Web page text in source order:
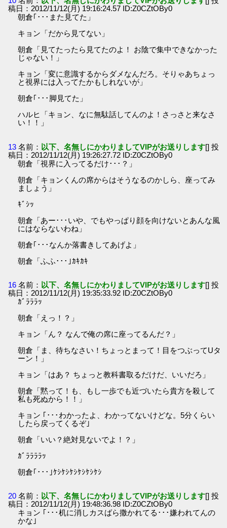
稿日：2012/11/12(月) 19:16:24.57 ID:Z0CZtOBy0
朝倉｢･･･また見てた」
キョン「だから見てない」
朝倉「見てたったら見てたのよ！ お陰で集中できなかった
じゃない！」
キョン「変に意識するからダメなんだろ。そりゃあちょっ
と視界には入ってたかもしれないが」
朝倉｢･･･脚見てた」
ハルヒ「キョン、なに無駄話してんのよ！さっさと来なさ
い！！」
13 名前： 以下、名無しにかわりましてVIPがお送りします[] 投
稿日：2012/11/12(月) 19:26:27.72 ID:Z0CZtOBy0
朝倉「視界に入ってるだけ･･･？」
朝倉「キョンくんの席からはそうなるのかしら、座ってみ
ましょう」
ｷﾞｼｯ
朝倉「あー･･･いや、でもやっぱり顔を向けないとあんな風
にはならないわね」
朝倉｢･･･なんか落書きしてあげよ」
朝倉「ふふ･･･｣ｶｷｶｷ
16 名前： 以下、名無しにかわりましてVIPがお送りします[] 投
稿日：2012/11/12(月) 19:35:33.92 ID:Z0CZtOBy0
ｶﾞﾗﾗﾗｯ
朝倉「えっ！？」
キョン「ん？ なんで俺の席に座ってるんだ？」
朝倉「ま、待ちなさい！ちょっとまって！目をつぶってUタ
ーン！」
キョン「はあ？ ちょっと教科書取るだけだ、いいだろ」
朝倉「黙って！も、もし一歩でも近づいたら貴方を殺して
私も死ぬから！！」
キョン ｢･･･わかったよ、わかってないけどな。5分くらい
したら戻ってくるぞ｣
朝倉「いい？絶対見ないでよ！？」
ｶﾞﾗﾗﾗﾗｯ
朝倉｢･･･｣ｹｼｹｼｹｼｹｼｹｼｹｼ
20 名前： 以下、名無しにかわりましてVIPがお送りします[] 投
稿日：2012/11/12(月) 19:48:36.98 ID:Z0CZtOBy0
キョン ｢･･･机に消しカスばら撒かれてる･･･嫌われてんの
かな｣